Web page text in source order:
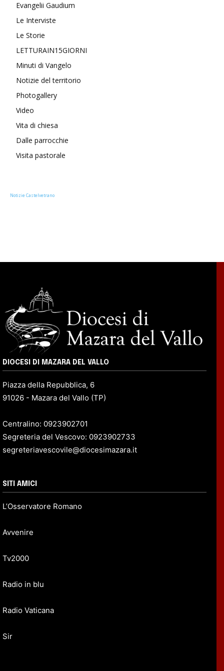
Evangelii Gaudium
Le Interviste
Le Storie
LETTURAIN15GIORNI
Minuti di Vangelo
Notizie del territorio
Photogallery
Video
Vita di chiesa
Dalle parrocchie
Visita pastorale
Notizie Castelvetrano
DIOCESI DI MAZARA DEL VALLO
Piazza della Repubblica, 6
91026 - Mazara del Vallo (TP)
Centralino: 0923902701
Segreteria del Vescovo: 0923902733
segreteriavescovile@diocesimazara.it
SITI AMICI
L’Osservatore Romano
Avvenire
Tv2000
Radio in blu
Radio Vaticana
Sir